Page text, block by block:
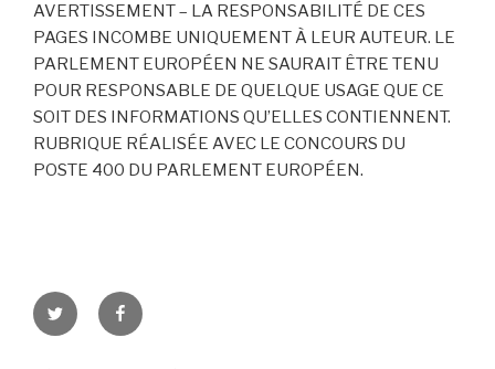
AVERTISSEMENT – LA RESPONSABILITÉ DE CES
PAGES INCOMBE UNIQUEMENT À LEUR AUTEUR. LE
PARLEMENT EUROPÉEN NE SAURAIT ÊTRE TENU
POUR RESPONSABLE DE QUELQUE USAGE QUE CE
SOIT DES INFORMATIONS QU’ELLES CONTIENNENT.
RUBRIQUE RÉALISÉE AVEC LE CONCOURS DU
POSTE 400 DU PARLEMENT EUROPÉEN.
Twitter Facebook